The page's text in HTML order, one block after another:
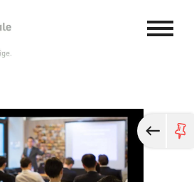
Kalaidos Fachhochschule Schweiz